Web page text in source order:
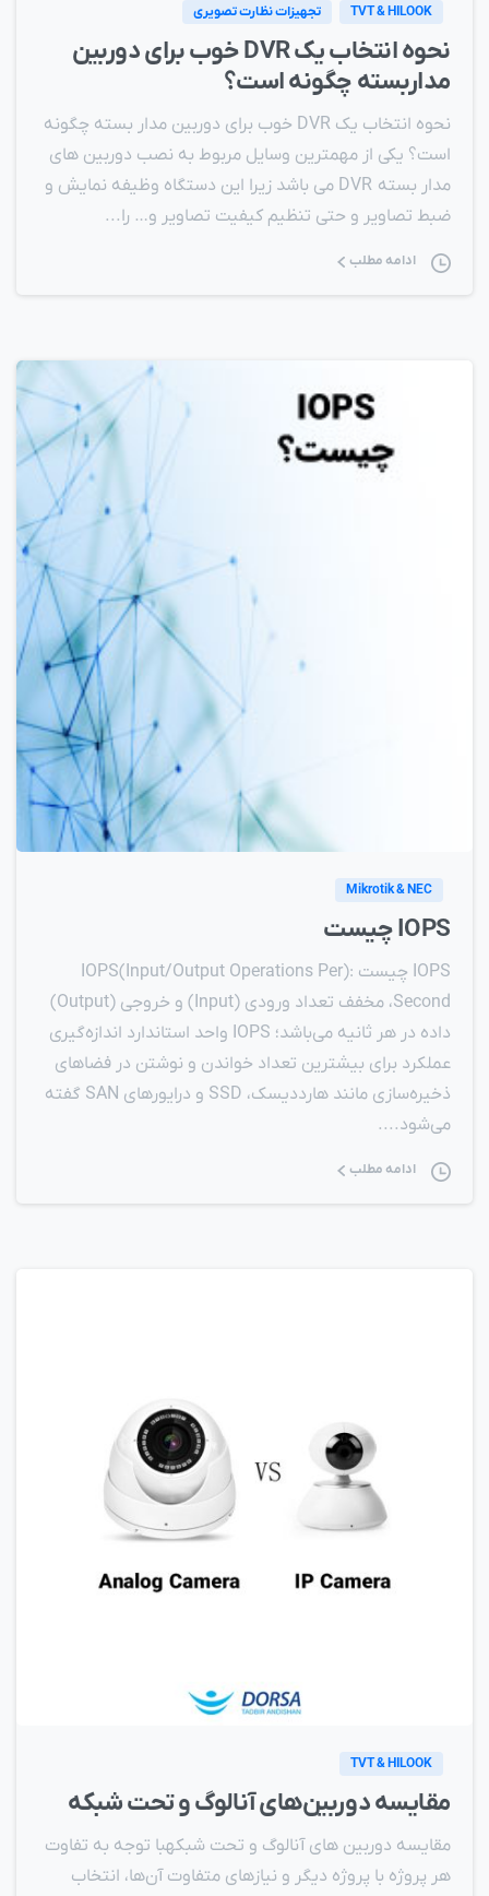
TVT & HILOOK تجهیزات نظارت تصویری
نحوه انتخاب یک DVR خوب برای دوربین
مداربسته چگونه است؟
نحوه انتخاب یک DVR خوب برای دوربین مدار بسته چگونه
است؟ یکی از مهمترین وسایل مربوط به نصب دوربین های
مدار بسته DVR می باشد زیرا این دستگاه وظیفه نمایش و
ضبط تصاویر و حتی تنظیم کیفیت تصاویر و… را...
ادامه مطلب
Mikrotik & NEC
IOPS چيست
IOPS چیست :(IOPS(Input/Output Operations Per
Second، مخفف تعداد ورودی (Input) و خروجی (Output)
داده در هر ثانیه می‌باشد؛ IOPS واحد استاندارد اندازه‌گیری
عملکرد برای بیشترین تعداد خواندن و نوشتن در فضاهای
ذخیره‌سازی مانند هارددیسک‌، SSD و درایورهای SAN گفته
می‌شود....
ادامه مطلب
TVT & HILOOK
مقايسه دوربين‌های آنالوگ و تحت شبکه
مقایسه دوربین های آنالوگ و تحت شبکهبا توجه به تفاوت
هر پروژه با پروژه دیگر و نیازهای متفاوت آن‌ها، انتخاب